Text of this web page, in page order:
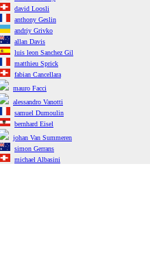
david Loosli
anthony Geslin
andriy Grivko
allan Davis
luis leon Sanchez Gil
matthieu Sprick
fabian Cancellara
mauro Facci
alessandro Vanotti
samuel Dumoulin
bernhard Eisel
johan Van Summeren
simon Gerrans
michael Albasini